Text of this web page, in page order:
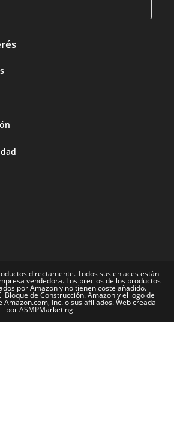
directamente. Todos sus enlaces están
vendedora. Los precios de los productos
por Amazon y no tienen coste añadido.
Bloque de Construcción. Amazon y el logo de
Amazon.com, Inc. o sus afiliados. Web creada
por ASMPMarketing